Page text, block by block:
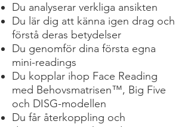
Du analyserar verkliga ansikten
Du lär dig att känna igen drag och
förstå deras betydelser
Du genomför dina första egna
mini-readings
Du kopplar ihop Face Reading
med Behovsmatrisen™, Big Five
och DISG-modellen
Du får återkoppling och